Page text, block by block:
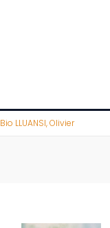
Bio LLUANSI, Olivier